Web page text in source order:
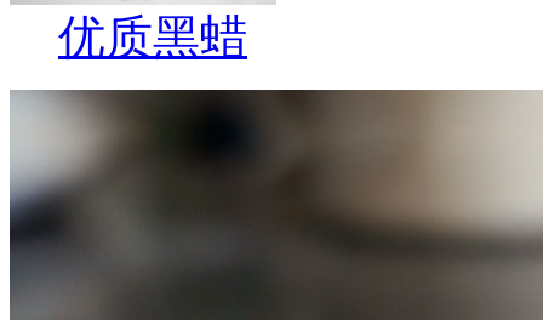
优质黑蜡